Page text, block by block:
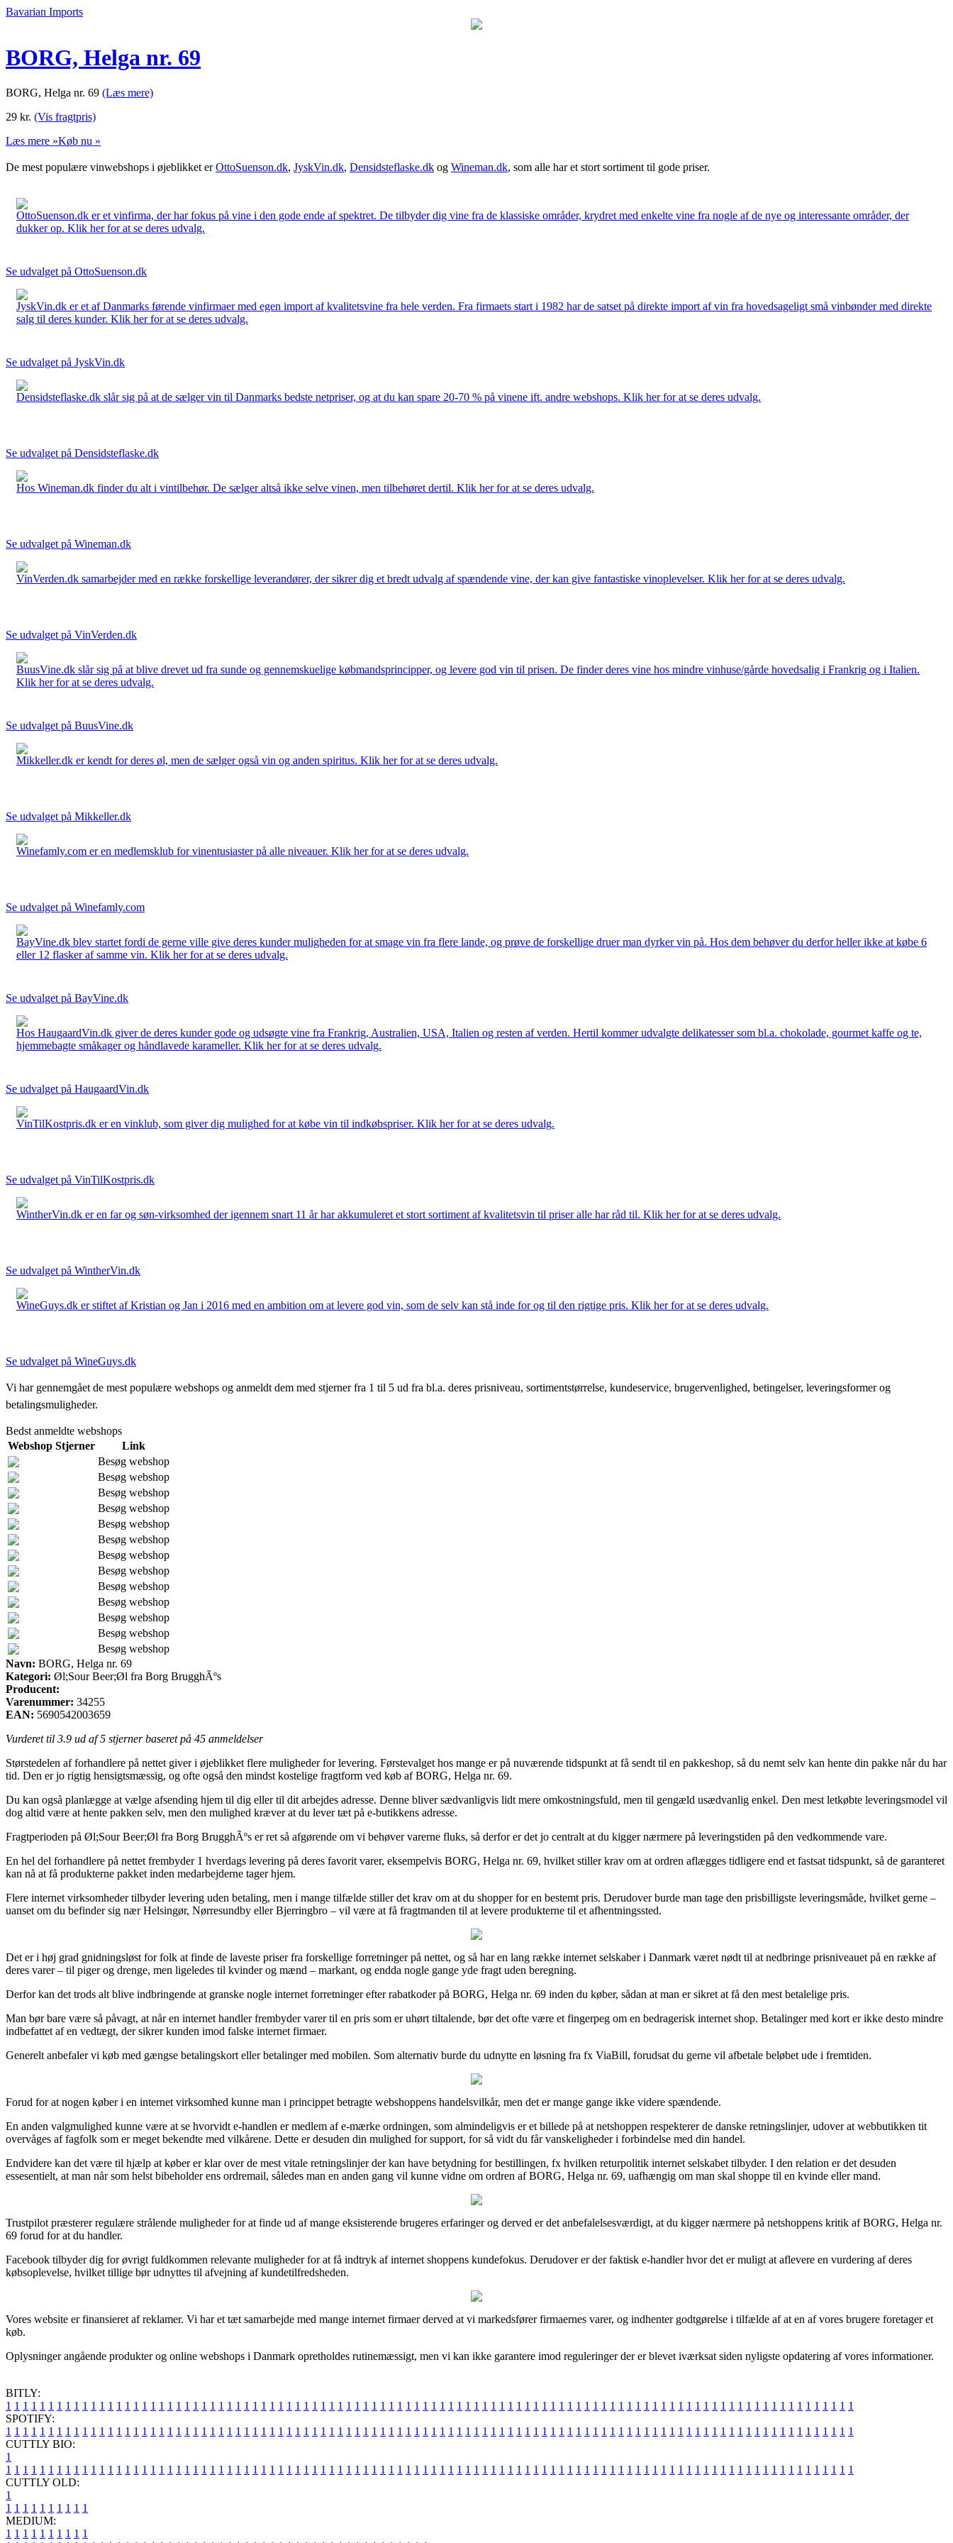
Bavarian Imports
BORG, Helga nr. 69
BORG, Helga nr. 69 (Læs mere)
29 kr. (Vis fragtpris)
Læs mere »Køb nu »
De mest populære vinwebshops i øjeblikket erOttoSuenson.dk, JyskVin.dk, Densidsteflaske.dk og Wineman.dk, som alle har et stort sortiment til gode priser.
OttoSuenson.dk er et vinfirma, der har fokus på vine i den gode ende af spektret. De tilbyder dig vine fra de klassiske områder, krydret med enkelte vine fra nogle af de nye og interessante områder, der
dukker op. Klik her for at se deres udvalg.
Se udvalget på OttoSuenson.dk
JyskVin.dk er et af Danmarks førende vinfirmaer med egen import af kvalitetsvine fra hele verden. Fra firmaets start i 1982 har de satset på direkte import af vin fra hovedsageligt små vinbønder med direkte
salg til deres kunder. Klik her for at se deres udvalg.
Se udvalget på JyskVin.dk
Densidsteflaske.dk slår sig på at de sælger vin til Danmarks bedste netpriser, og at du kan spare 20-70 % på vinene ift. andre webshops. Klik her for at se deres udvalg.
Se udvalget på Densidsteflaske.dk
Hos Wineman.dk finder du alt i vintilbehør. De sælger altså ikke selve vinen, men tilbehøret dertil. Klik her for at se deres udvalg.
Se udvalget på Wineman.dk
VinVerden.dk samarbejder med en række forskellige leverandører, der sikrer dig et bredt udvalg af spændende vine, der kan give fantastiske vinoplevelser. Klik her for at se deres udvalg.
Se udvalget på VinVerden.dk
BuusVine.dk slår sig på at blive drevet ud fra sunde og gennemskuelige købmandsprincipper, og levere god vin til prisen. De finder deres vine hos mindre vinhuse/gårde hovedsalig i Frankrig og i Italien.
Klik her for at se deres udvalg.
Se udvalget på BuusVine.dk
Mikkeller.dk er kendt for deres øl, men de sælger også vin og anden spiritus. Klik her for at se deres udvalg.
Se udvalget på Mikkeller.dk
Winefamly.com er en medlemsklub for vinentusiaster på alle niveauer. Klik her for at se deres udvalg.
Se udvalget på Winefamly.com
BayVine.dk blev startet fordi de gerne ville give deres kunder muligheden for at smage vin fra flere lande, og prøve de forskellige druer man dyrker vin på. Hos dem behøver du derfor heller ikke at købe 6
eller 12 flasker af samme vin. Klik her for at se deres udvalg.
Se udvalget på BayVine.dk
Hos HaugaardVin.dk giver de deres kunder gode og udsøgte vine fra Frankrig, Australien, USA, Italien og resten af verden. Hertil kommer udvalgte delikatesser som bl.a. chokolade, gourmet kaffe og te,
hjemmebagte småkager og håndlavede karameller. Klik her for at se deres udvalg.
Se udvalget på HaugaardVin.dk
VinTilKostpris.dk er en vinklub, som giver dig mulighed for at købe vin til indkøbspriser. Klik her for at se deres udvalg.
Se udvalget på VinTilKostpris.dk
WintherVin.dk er en far og søn-virksomhed der igennem snart 11 år har akkumuleret et stort sortiment af kvalitetsvin til priser alle har råd til. Klik her for at se deres udvalg.
Se udvalget på WintherVin.dk
WineGuys.dk er stiftet af Kristian og Jan i 2016 med en ambition om at levere god vin, som de selv kan stå inde for og til den rigtige pris. Klik her for at se deres udvalg.
Se udvalget på WineGuys.dk
Vi har gennemgået de mest populære webshops og anmeldt dem med stjerner fra 1 til 5 ud fra bl.a. deres prisniveau, sortimentstørrelse, kundeservice, brugervenlighed, betingelser, leveringsformer og
betalingsmuligheder.
Bedst anmeldte webshops
Webshop Stjerner
Link
Besøg webshop
Besøg webshop
Besøg webshop
Besøg webshop
Besøg webshop
Besøg webshop
Besøg webshop
Besøg webshop
Besøg webshop
Besøg webshop
Besøg webshop
Besøg webshop
Besøg webshop
Navn: BORG, Helga nr. 69
Kategori: Øl;Sour Beer;Øl fra Borg BrugghÃºs
Producent:
Varenummer: 34255
EAN: 5690542003659
Vurderet til 3.9 ud af 5 stjerner baseret på 45 anmeldelser
Størstedelen af forhandlere på nettet giver i øjeblikket flere muligheder for levering. Førstevalget hos mange er på nuværende tidspunkt at få sendt til en pakkeshop, så du nemt selv kan hente din pakke når du har
tid. Den er jo rigtig hensigtsmæssig, og ofte også den mindst kostelige fragtform ved køb af BORG, Helga nr. 69.
Du kan også planlægge at vælge afsending hjem til dig eller til dit arbejdes adresse. Denne bliver sædvanligvis lidt mere omkostningsfuld, men til gengæld usædvanlig enkel. Den mest letkøbte leveringsmodel vil
dog altid være at hente pakken selv, men den mulighed kræver at du lever tæt på e-butikkens adresse.
Fragtperioden på Øl;Sour Beer;Øl fra Borg BrugghÃºs er ret så afgørende om vi behøver varerne fluks, så derfor er det jo centralt at du kigger nærmere på leveringstiden på den vedkommende vare.
En hel del forhandlere på nettet frembyder 1 hverdags levering på deres favorit varer, eksempelvis BORG, Helga nr. 69, hvilket stiller krav om at ordren aflægges tidligere end et fastsat tidspunkt, så de garanteret
kan nå at få produkterne pakket inden medarbejderne tager hjem.
Flere internet virksomheder tilbyder levering uden betaling, men i mange tilfælde stiller det krav om at du shopper for en bestemt pris. Derudover burde man tage den prisbilligste leveringsmåde, hvilket gerne –
uanset om du befinder sig nær Helsingør, Nørresundby eller Bjerringbro – vil være at få fragtmanden til at levere produkterne til et afhentningssted.
Det er i høj grad gnidningsløst for folk at finde de laveste priser fra forskellige forretninger på nettet, og så har en lang række internet selskaber i Danmark været nødt til at nedbringe prisniveauet på en række af
deres varer – til piger og drenge, men ligeledes til kvinder og mænd – markant, og endda nogle gange yde fragt uden beregning.
Derfor kan det trods alt blive indbringende at granske nogle internet forretninger efter rabatkoder på BORG, Helga nr. 69 inden du køber, sådan at man er sikret at få den mest betalelige pris.
Man bør bare være så påvagt, at når en internet handler frembyder varer til en pris som er uhørt tiltalende, bør det ofte være et fingerpeg om en bedragerisk internet shop. Betalinger med kort er ikke desto mindre
indbefattet af en vedtægt, der sikrer kunden imod falske internet firmaer.
Generelt anbefaler vi køb med gængse betalingskort eller betalinger med mobilen. Som alternativ burde du udnytte en løsning fra fx ViaBill, forudsat du gerne vil afbetale beløbet ude i fremtiden.
Forud for at nogen køber i en internet virksomhed kunne man i princippet betragte webshoppens handelsvilkår, men det er mange gange ikke videre spændende.
En anden valgmulighed kunne være at se hvorvidt e-handlen er medlem af e-mærke ordningen, som almindeligvis er et billede på at netshoppen respekterer de danske retningslinjer, udover at webbutikken tit
overvåges af fagfolk som er meget bekendte med vilkårene. Dette er desuden din mulighed for support, for så vidt du får vanskeligheder i forbindelse med din handel.
Endvidere kan det være til hjælp at køber er klar over de mest vitale retningslinjer der kan have betydning for bestillingen, fx hvilken returpolitik internet selskabet tilbyder. I den relation er det desuden
essesentielt, at man når som helst bibeholder ens ordremail, således man en anden gang vil kunne vidne om ordren af BORG, Helga nr. 69, uafhængig om man skal shoppe til en kvinde eller mand.
Trustpilot præsterer regulære strålende muligheder for at finde ud af mange eksisterende brugeres erfaringer og derved er det anbefalelsesværdigt, at du kigger nærmere på netshoppens kritik af BORG, Helga nr.
69 forud for at du handler.
Facebook tilbyder dig for øvrigt fuldkommen relevante muligheder for at få indtryk af internet shoppens kundefokus. Derudover er der faktisk e-handler hvor det er muligt at aflevere en vurdering af deres
købsoplevelse, hvilket tillige bør udnyttes til afvejning af kundetilfredsheden.
Vores website er finansieret af reklamer. Vi har et tæt samarbejde med mange internet firmaer derved at vi markedsfører firmaernes varer, og indhenter godtgørelse i tilfælde af at en af vores brugere foretager et
køb.
Oplysninger angående produkter og online webshops i Danmark opretholdes rutinemæssigt, men vi kan ikke garantere imod reguleringer der er blevet iværksat siden nyligste opdatering af vores informationer.
BITLY:
1 1 1 1 1 1 1 1 1 1 1 1 1 1 1 1 1 1 1 1 1 1 1 1 1 1 1 1 1 1 1 1 1 1 1 1 1 1 1 1 1 1 1 1 1 1 1 1 1 1 1 1 1 1 1 1 1 1 1 1 1 1 1 1 1 1 1 1 1 1 1 1 1 1 1 1 1 1 1 1 1 1 1 1 1 1 1 1 1 1 1 1 1 1 1 1 1 1 1 1
SPOTIFY:
1 1 1 1 1 1 1 1 1 1 1 1 1 1 1 1 1 1 1 1 1 1 1 1 1 1 1 1 1 1 1 1 1 1 1 1 1 1 1 1 1 1 1 1 1 1 1 1 1 1 1 1 1 1 1 1 1 1 1 1 1 1 1 1 1 1 1 1 1 1 1 1 1 1 1 1 1 1 1 1 1 1 1 1 1 1 1 1 1 1 1 1 1 1 1 1 1 1 1 1
CUTTLY BIO:
1
1 1 1 1 1 1 1 1 1 1 1 1 1 1 1 1 1 1 1 1 1 1 1 1 1 1 1 1 1 1 1 1 1 1 1 1 1 1 1 1 1 1 1 1 1 1 1 1 1 1 1 1 1 1 1 1 1 1 1 1 1 1 1 1 1 1 1 1 1 1 1 1 1 1 1 1 1 1 1 1 1 1 1 1 1 1 1 1 1 1 1 1 1 1 1 1 1 1 1 1
CUTTLY OLD:
1
1 1 1 1 1 1 1 1 1 1
MEDIUM:
1 1 1 1 1 1 1 1 1 1